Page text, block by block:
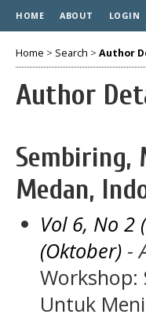
HOME ABOUT LOGIN
Home > Search > Author
Author
Sembiring,
Medan,
Vol 6, No 2
(Oktober) -
Workshop:
Untuk